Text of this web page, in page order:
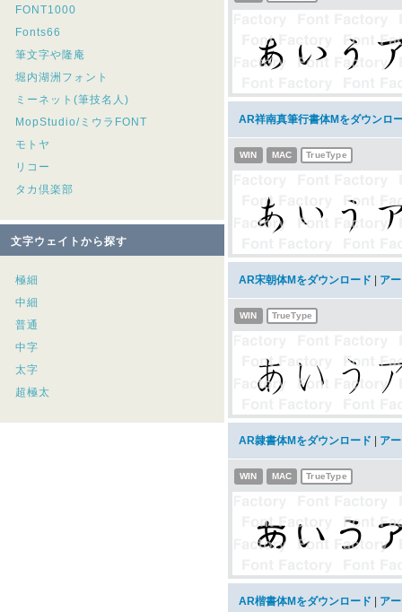
FONT1000
Fonts66
筆文字や隆庵
堀内湖洲フォント
ミーネット(筆技名人)
MopStudio/ミウラFONT
モトヤ
リコー
タカ倶楽部
文字ウェイトから探す
極細
中細
普通
中字
太字
超極太
AR祥南真筆行書体Mをダウンロ
WIN MAC TrueType
AR宋朝体Mをダウンロード ア
WIN TrueType
AR隷書体Mをダウンロード ア
WIN MAC TrueType
AR楷書体Mをダウンロード ア